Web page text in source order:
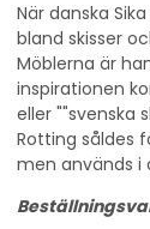
När danska
bland skisser
Möblerna är
inspirationen
eller ""svenska
Rotting såldes
men används i